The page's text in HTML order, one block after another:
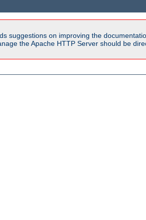
suggestions on improving the
the Apache HTTP Server should be